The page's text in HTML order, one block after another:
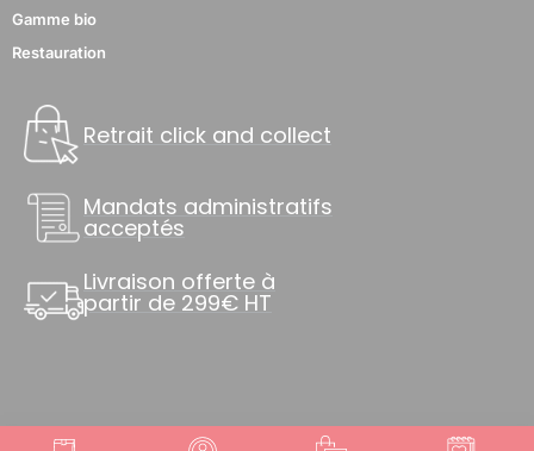
Gamme bio
Restauration
Retrait click and collect
Mandats administratifs
acceptés
Livraison offerte à
partir de 299€ HT